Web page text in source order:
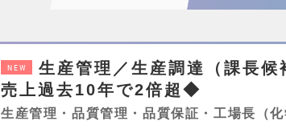
NEW
生産管理／生産調達（課長
売上過去10年で2倍超◆
生産管理・品質管理・品質保証・工場長（化